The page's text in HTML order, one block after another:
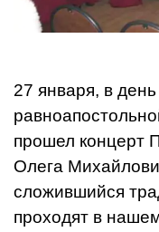
27 января, в
прошел концерт
Олега
сложившийся
проходят в